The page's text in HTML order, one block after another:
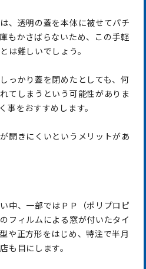
、透明の蓋を本体に被せてパチ
もかさばらないため、この手軽
は難しいでしょう。
っかり蓋を閉めたとしても、何
てしまうという可能性がありま
事をおすすめします。
開きにくいというメリットがあ
中、一部ではＰＰ（ポリプロピ
フィルムによる窓が付いたタイ
や正方形をはじめ、特注で半月
も目にします。